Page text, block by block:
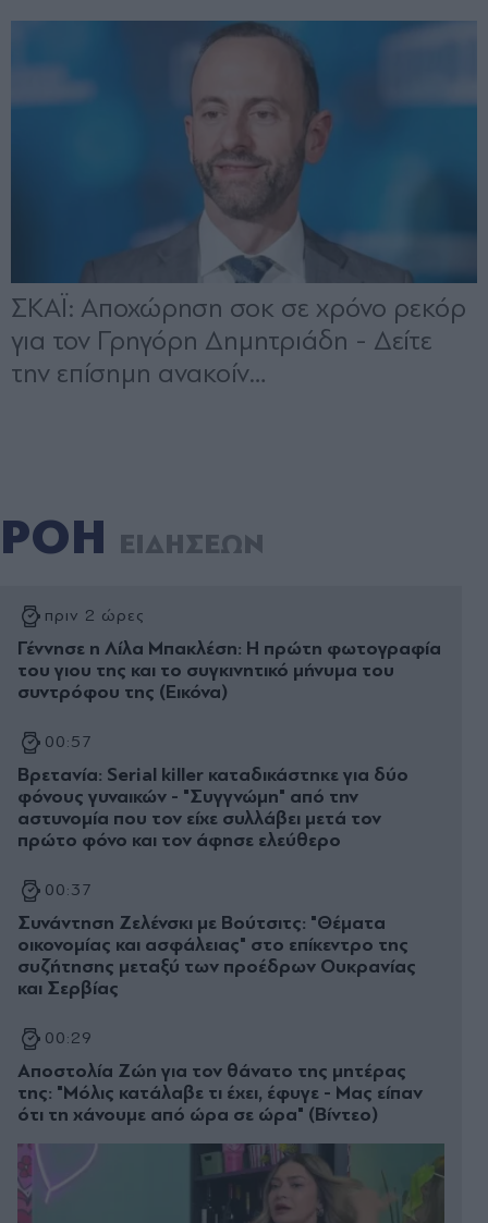
ΡΟΗ ΕΙΔΗΣΕΩΝ
πριν 2 ώρες
Γέννησε η Λίλα Μπακλέση: Η πρώτη φωτογραφία
του γιου της και το συγκινητικό μήνυμα του
συντρόφου της (Εικόνα)
00:57
Βρετανία: Serial killer καταδικάστηκε για δύο
φόνους γυναικών - "Συγγνώμη" από την
αστυνομία που τον είχε συλλάβει μετά τον
πρώτο φόνο και τον άφησε ελεύθερο
00:37
Συνάντηση Ζελένσκι με Βούτσιτς: "Θέματα
οικονομίας και ασφάλειας" στο επίκεντρο της
συζήτησης μεταξύ των προέδρων Ουκρανίας
και Σερβίας
00:29
Αποστολία Ζώη για τον θάνατο της μητέρας
της: "Μόλις κατάλαβε τι έχει, έφυγε - Μας είπαν
ότι τη χάνουμε από ώρα σε ώρα" (Βίντεο)